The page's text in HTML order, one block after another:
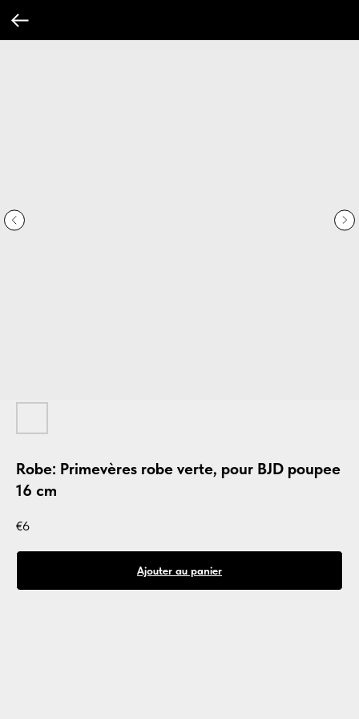
Robe: Primevères robe verte, pour BJD poupee
16 cm
€6
Ajouter au panier